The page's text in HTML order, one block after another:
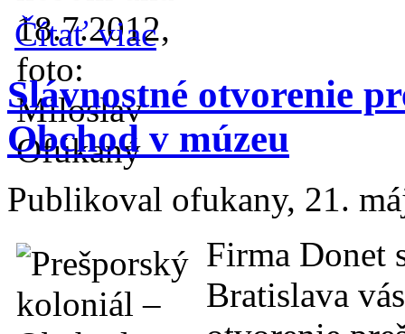
Čítať viaco Pozvánka na štvrté stretnutie klubu
Slávnostné otvorenie
Obchod v múzeu
Publikoval ofukany, 21.
Firma Donet
Bratislava